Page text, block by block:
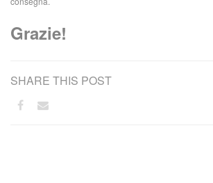
Grazie!
SHARE THIS POST